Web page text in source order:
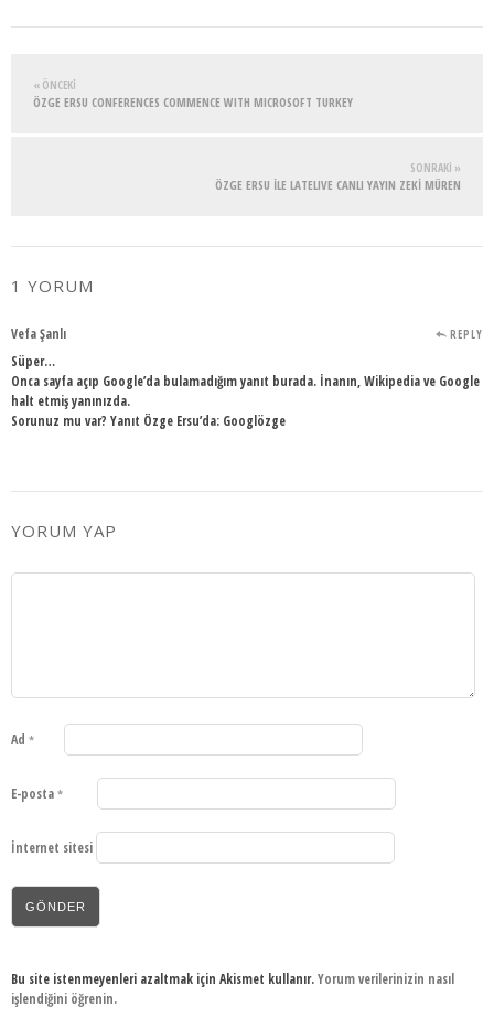
« ÖNCEKI
ÖZGE ERSU CONFERENCES COMMENCE WITH MICROSOFT TURKEY
SONRAKI »
ÖZGE ERSU İLE LATELIVE CANLI YAYIN ZEKİ MÜREN
1 YORUM
Vefa Şanlı REPLY
Süper…
Onca sayfa açıp Google’da bulamadığım yanıt burada. İnanın, Wikipedia ve Google
halt etmiş yanınızda.
Sorunuz mu var? Yanıt Özge Ersu’da: Googlözge
YORUM YAP
Ad *
E-posta *
İnternet sitesi
Bu site istenmeyenleri azaltmak için Akismet kullanır.Yorum verilerinizin nasıl
işlendiğini öğrenin.